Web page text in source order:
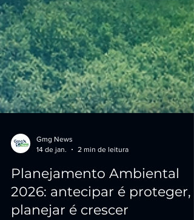
Gmg News
14 de jan.
2 min de leitura